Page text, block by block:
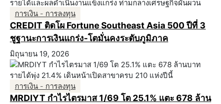
การเงิน - การลงทุน
CREDIT ติดโผ Fortune Southeast Asia 500 ปีที่ 3
ชูฐานะการเงินแกร่ง-โตมั่นคงระดับภูมิภาค
มิถุนายน 19, 2026
การเงิน - การลงทุน
MRDIYT กำไรไตรมาส 1/69 โต 25.1% แตะ 678 ล้าน